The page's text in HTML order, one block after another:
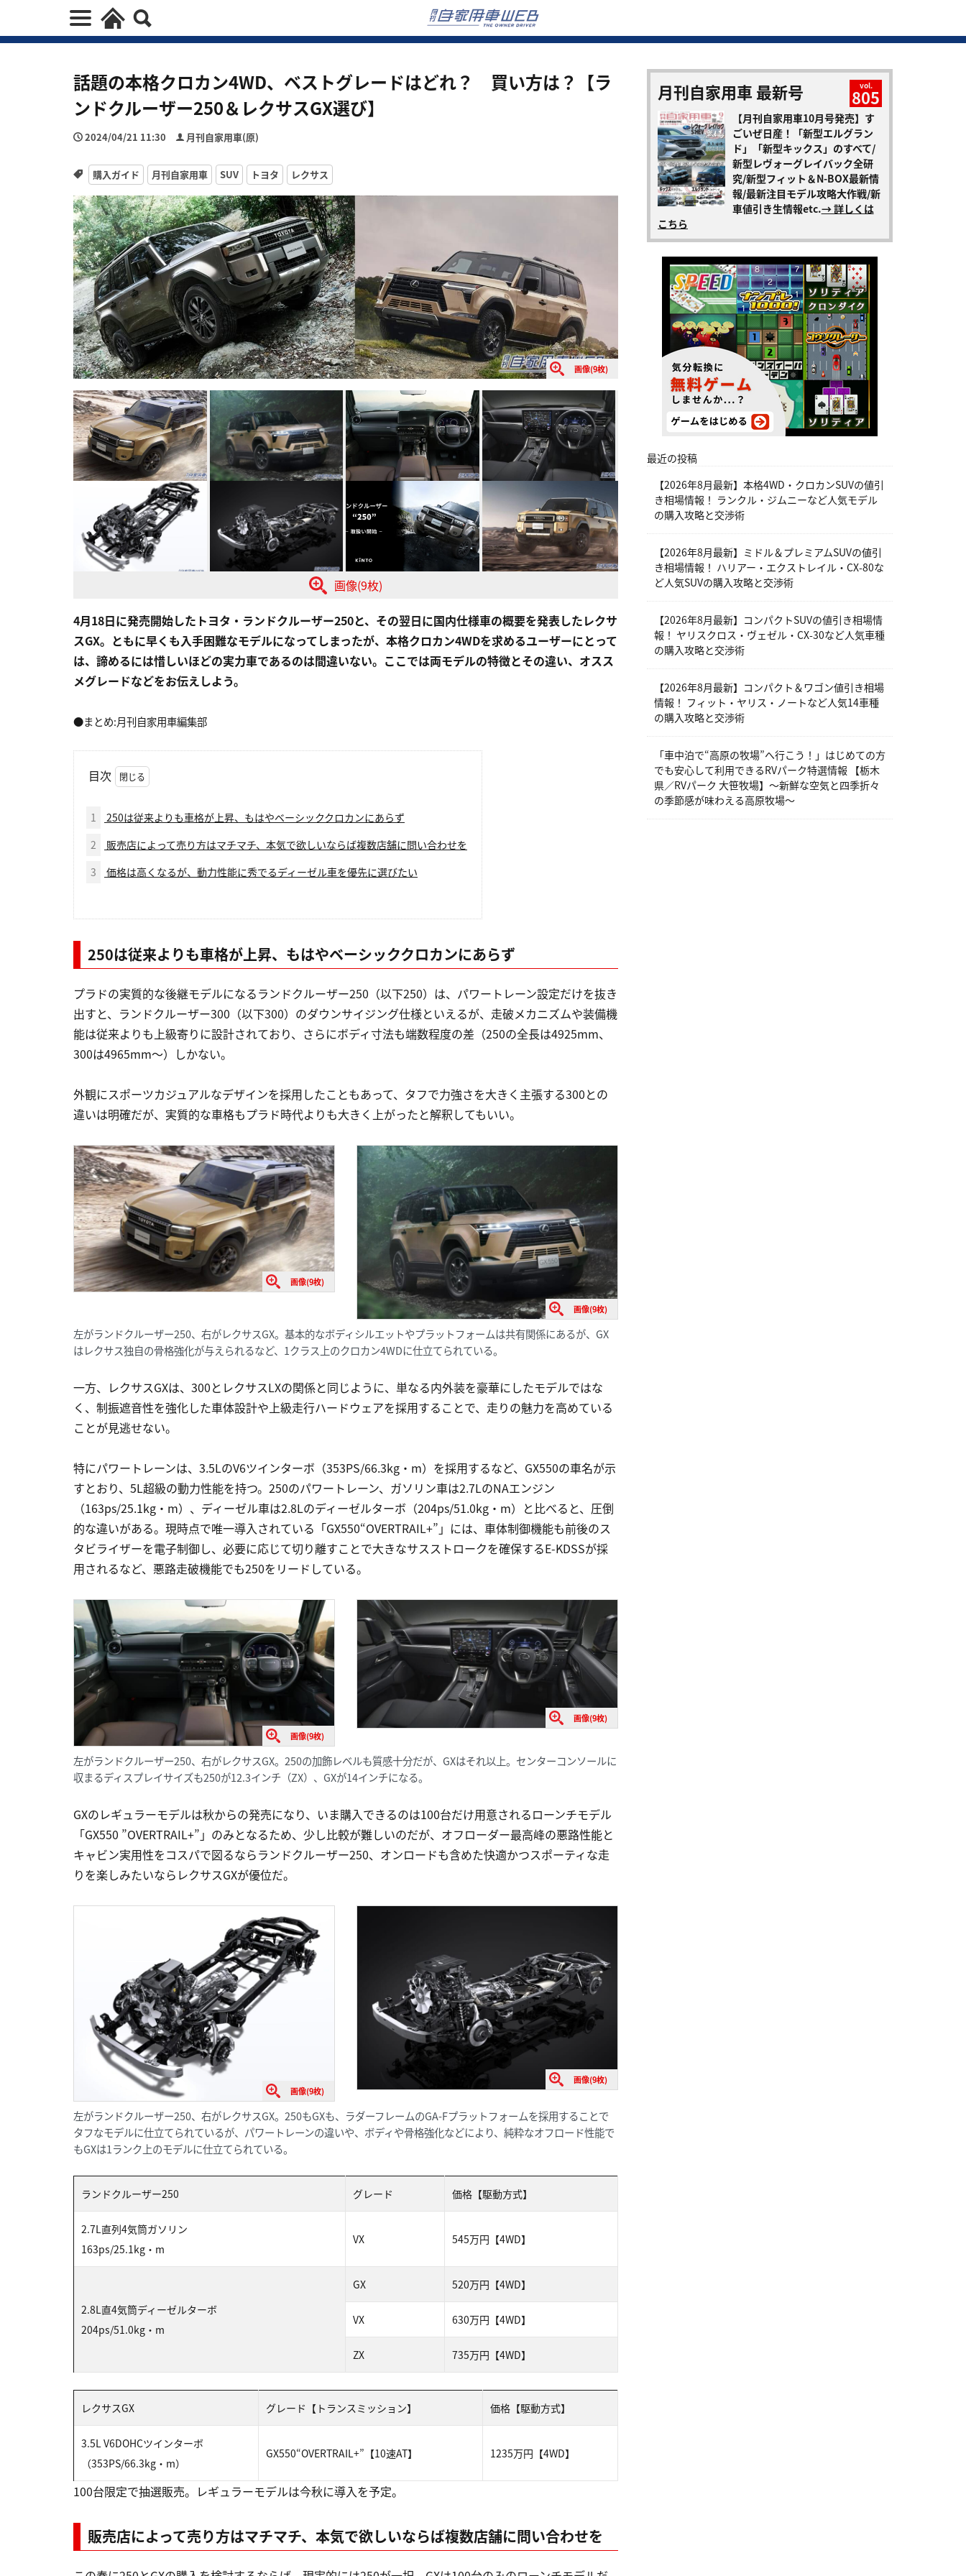
話題の本格クロカン4WD、ベストグレードはどれ？ 買い方は？【ラ
ンドクルーザー250＆レクサスGX選び】
2024/04/21 11:30 月刊自家用車(原)
購入ガイド 月刊自家用車 SUV トヨタ レクサス
画像(9枚)
画像(9枚)
4月18日に発売開始したトヨタ・ランドクルーザー250と、その翌日に国内仕様車の概要を発表したレクサ
スGX。ともに早くも入手困難なモデルになってしまったが、本格クロカン4WDを求めるユーザーにとって
は、諦めるには惜しいほどの実力車であるのは間違いない。ここでは両モデルの特徴とその違い、オスス
メグレードなどをお伝えしよう。
●まとめ:月刊自家用車編集部
目次
1
250は従来よりも車格が上昇、もはやベーシッククロカンにあらず
2
販売店によって売り方はマチマチ、本気で欲しいならば複数店舗に問い合わせを
3
価格は高くなるが、動力性能に秀でるディーゼル車を優先に選びたい
250は従来よりも車格が上昇、もはやベーシッククロカンにあらず
プラドの実質的な後継モデルになるランドクルーザー250（以下250）は、パワートレーン設定だけを抜き
出すと、ランドクルーザー300（以下300）のダウンサイジング仕様といえるが、走破メカニズムや装備機
能は従来よりも上級寄りに設計されており、さらにボディ寸法も端数程度の差（250の全長は4925mm、
300は4965mm〜）しかない。
外観にスポーツカジュアルなデザインを採用したこともあって、タフで力強さを大きく主張する300との
違いは明確だが、実質的な車格もプラド時代よりも大きく上がったと解釈してもいい。
画像(9枚)
画像(9枚)
左がランドクルーザー250、右がレクサスGX。基本的なボディシルエットやプラットフォームは共有関係にあるが、GX
はレクサス独自の骨格強化が与えられるなど、1クラス上のクロカン4WDに仕立てられている。
一方、レクサスGXは、300とレクサスLXの関係と同じように、単なる内外装を豪華にしたモデルではな
く、制振遮音性を強化した車体設計や上級走行ハードウェアを採用することで、走りの魅力を高めている
ことが見逃せない。
特にパワートレーンは、3.5LのV6ツインターボ（353PS/66.3kg・m）を採用するなど、GX550の車名が示
すとおり、5L超級の動力性能を持つ。250のパワートレーン、ガソリン車は2.7LのNAエンジン
（163ps/25.1kg・m）、ディーゼル車は2.8Lのディーゼルターボ（204ps/51.0kg・m）と比べると、圧倒
的な違いがある。現時点で唯一導入されている「GX550“OVERTRAIL+”」には、車体制御機能も前後のス
タビライザーを電子制御し、必要に応じて切り離すことで大きなサスストロークを確保するE-KDSSが採
用されるなど、悪路走破機能でも250をリードしている。
画像(9枚)
画像(9枚)
左がランドクルーザー250、右がレクサスGX。250の加飾レベルも質感十分だが、GXはそれ以上。センターコンソールに
収まるディスプレイサイズも250が12.3インチ（ZX）、GXが14インチになる。
GXのレギュラーモデルは秋からの発売になり、いま購入できるのは100台だけ用意されるローンチモデル
「GX550 ”OVERTRAIL+”」のみとなるため、少し比較が難しいのだが、オフローダー最高峰の悪路性能と
キャビン実用性をコスパで図るならランドクルーザー250、オンロードも含めた快適かつスポーティな走
りを楽しみたいならレクサスGXが優位だ。
画像(9枚)
画像(9枚)
左がランドクルーザー250、右がレクサスGX。250もGXも、ラダーフレームのGA-Fプラットフォームを採用することで
タフなモデルに仕立てられているが、パワートレーンの違いや、ボディや骨格強化などにより、純粋なオフロード性能で
もGXは1ランク上のモデルに仕立てられている。
ランドクルーザー250 グレード 価格【駆動方式】
2.7L直列4気筒ガソリン
163ps/25.1kg・m
VX 545万円【4WD】
2.8L直4気筒ディーゼルターボ
204ps/51.0kg・m
GX 520万円【4WD】
VX 630万円【4WD】
ZX 735万円【4WD】
レクサスGX グレード【トランスミッション】 価格【駆動方式】
3.5L V6DOHCツインターボ
（353PS/66.3kg・m）
GX550“OVERTRAIL+”【10速AT】 1235万円【4WD】
100台限定で抽選販売。レギュラーモデルは今秋に導入を予定。
販売店によって売り方はマチマチ、本気で欲しいならば複数店舗に問い合わせを
月刊自家用車 最新号 vol.
805
【月刊自家用車10月号発売】す
ごいぜ日産！「新型エルグラン
ド」「新型キックス」のすべて/
新型レヴォーグレイバック全研
究/新型フィット＆N-BOX最新情
報/最新注目モデル攻略大作戦/新
車値引き生情報etc.→ 詳しくは
こちら
最近の投稿
【2026年8月最新】本格4WD・クロカンSUVの値引
き相場情報！ ランクル・ジムニーなど人気モデル
の購入攻略と交渉術
【2026年8月最新】ミドル＆プレミアムSUVの値引
き相場情報！ ハリアー・エクストレイル・CX-80な
ど人気SUVの購入攻略と交渉術
【2026年8月最新】コンパクトSUVの値引き相場情
報！ ヤリスクロス・ヴェゼル・CX-30など人気車種
の購入攻略と交渉術
【2026年8月最新】コンパクト＆ワゴン値引き相場
情報！ フィット・ヤリス・ノートなど人気14車種
の購入攻略と交渉術
「車中泊で“高原の牧場”へ行こう！」はじめての方
でも安心して利用できるRVパーク特選情報 【栃木
県／RVパーク 大笹牧場】～新鮮な空気と四季折々
の季節感が味わえる高原牧場～